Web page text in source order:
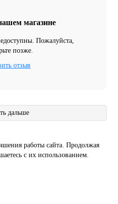
магазине
Пожалуйста,
позже.
отзыв
дальше
работы сайта. Продолжая
с их использованием.